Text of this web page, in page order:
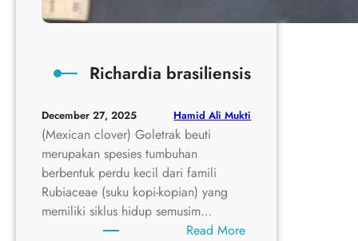
Richardia brasiliensis
December 27, 2025 Hamid Ali Mukti
(Mexican clover) Goletrak beuti
merupakan spesies tumbuhan
berbentuk perdu kecil dari famili
Rubiaceae (suku kopi-kopian) yang
memiliki siklus hidup semusim…
Read More: